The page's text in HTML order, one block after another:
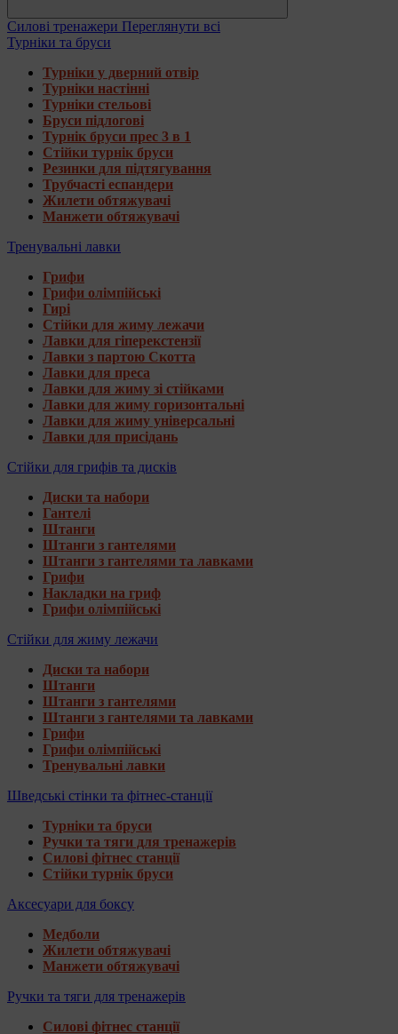
Силові тренажери Переглянути всі
Турніки та бруси
Турніки у дверний отвір
Турніки настінні
Турніки стельові
Бруси підлогові
Турнік бруси прес 3 в 1
Стійки турнік бруси
Резинки для підтягування
Трубчасті еспандери
Жилети обтяжувачі
Манжети обтяжувачі
Тренувальні лавки
Грифи
Грифи олімпійські
Гирі
Стійки для жиму лежачи
Лавки для гіперекстензії
Лавки з партою Скотта
Лавки для преса
Лавки для жиму зі стійками
Лавки для жиму горизонтальні
Лавки для жиму універсальні
Лавки для присідань
Стійки для грифів та дисків
Диски та набори
Гантелі
Штанги
Штанги з гантелями
Штанги з гантелями та лавками
Грифи
Накладки на гриф
Грифи олімпійські
Стійки для жиму лежачи
Диски та набори
Штанги
Штанги з гантелями
Штанги з гантелями та лавками
Грифи
Грифи олімпійські
Тренувальні лавки
Шведські стінки та фітнес-станції
Турніки та бруси
Ручки та тяги для тренажерів
Силові фітнес станції
Стійки турнік бруси
Аксесуари для боксу
Медболи
Жилети обтяжувачі
Манжети обтяжувачі
Ручки та тяги для тренажерів
Силові фітнес станції